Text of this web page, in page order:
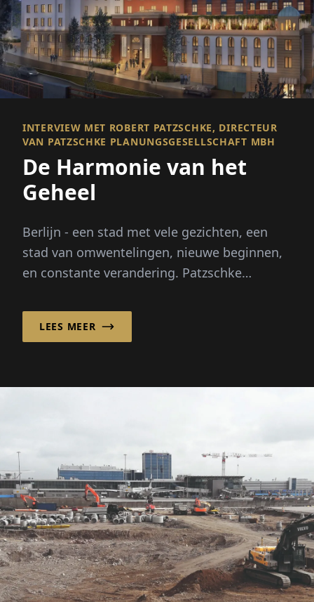
INTERVIEW MET ROBERT PATZSCHKE, DIRECTEUR
VAN PATZSCHKE PLANUNGSGESELLSCHAFT MBH
De Harmonie van het
Geheel
Berlijn - een stad met vele gezichten, een
stad van omwentelingen, nieuwe beginnen,
en constante verandering. Patzschke
klassiek-traditionele architectonische taal
rust en harmonie in het stadsbeeld van
LEES MEER